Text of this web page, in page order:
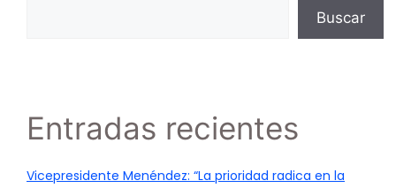
Buscar
Entradas recientes
Vicepresidente Menéndez: “La prioridad radica en la